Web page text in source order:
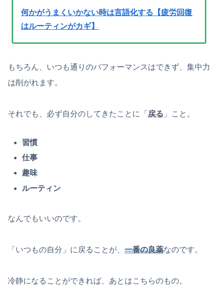
何かがうまくいかない時は言語化する【疲労回復
はルーティンがカギ】
もちろん、いつも通りのパフォーマンスはできず、集中力
は削がれます。
それでも、必ず自分のしてきたことに「 戻る 」こと。
習慣
仕事
趣味
ルーティン
なんでもいいのです。
「いつもの自分」に戻ることが、 一番の良薬なのです。
冷静になることができれば、あとはこちらのもの。